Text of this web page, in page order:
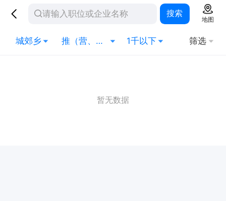
搜索
地图
城郊乡 推（营、促）销员 1千以下 筛选
暂无数据